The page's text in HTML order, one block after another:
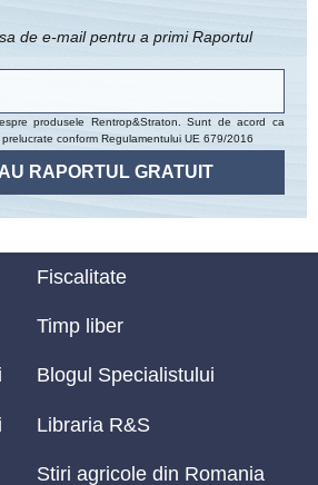
de e-mail pentru a primi Raportul
produsele Rentrop&Straton. Sunt de acord ca
conform Regulamentului UE 679/2016
Fiscalitate
Timp liber
Blogul Specialistului
Libraria R&S
Stiri agricole din Romania